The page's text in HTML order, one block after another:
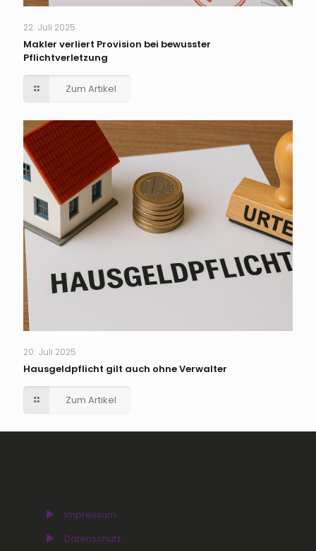
22. Juli 2025
Makler verliert Provision bei bewusster
Pflichtverletzung
Zum Artikel
20. Juli 2025
Hausgeldpflicht gilt auch ohne Verwalter
Zum Artikel
Impressum
Datenschutz